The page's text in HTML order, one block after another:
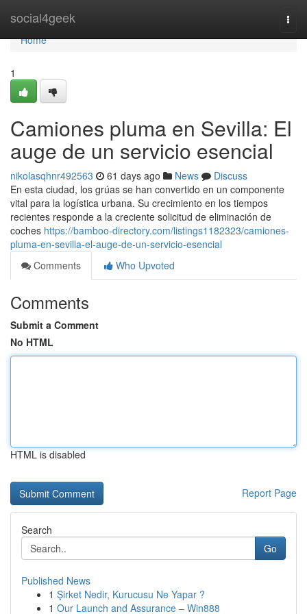
social4geek
Home
Home
1
Camiones pluma en Sevilla: El
auge de un servicio esencial
nikolasqhnr492563 61 days ago News
Discuss
En esta ciudad, los grúas se han convertido en un componente
vital para la logística urbana. Su crecimiento en los tiempos
recientes responde a la creciente solicitud de eliminación de
coches https://bamboo-directory.com/listings1182323/camiones-
pluma-en-sevilla-el-auge-de-un-servicio-esencial
Comments
Who Upvoted
Comments
Submit a Comment
No HTML
HTML is disabled
Report Page
Search
Go
Published News
1 Şirket Nedir, Kurucusu Ne Yapar ?
1 Our Launch and Assurance – Win888